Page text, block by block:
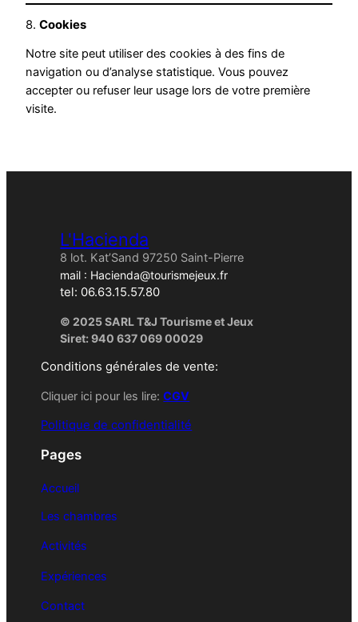
8. Cookies
Notre site peut utiliser des cookies à des fins de
navigation ou d’analyse statistique. Vous pouvez
accepter ou refuser leur usage lors de votre première
visite.
L'Hacienda
8 lot. Kat’Sand 97250 Saint-Pierre
mail : Hacienda@tourismejeux.fr
tel: 06.63.15.57.80
© 2025 SARL T&J Tourisme et Jeux
Siret: 940 637 069 00029
Conditions générales de vente:
Cliquer ici pour les lire:CGV
Politique de confidentialité
Pages
Accueil
Les chambres
Activités
Expériences
Contact